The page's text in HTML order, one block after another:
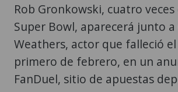
Rob Gronkowski, cuatro
Super Bowl, aparecerá junto a
Weathers, actor que falleció
primero de febrero, en un
FanDuel, sitio de apuestas